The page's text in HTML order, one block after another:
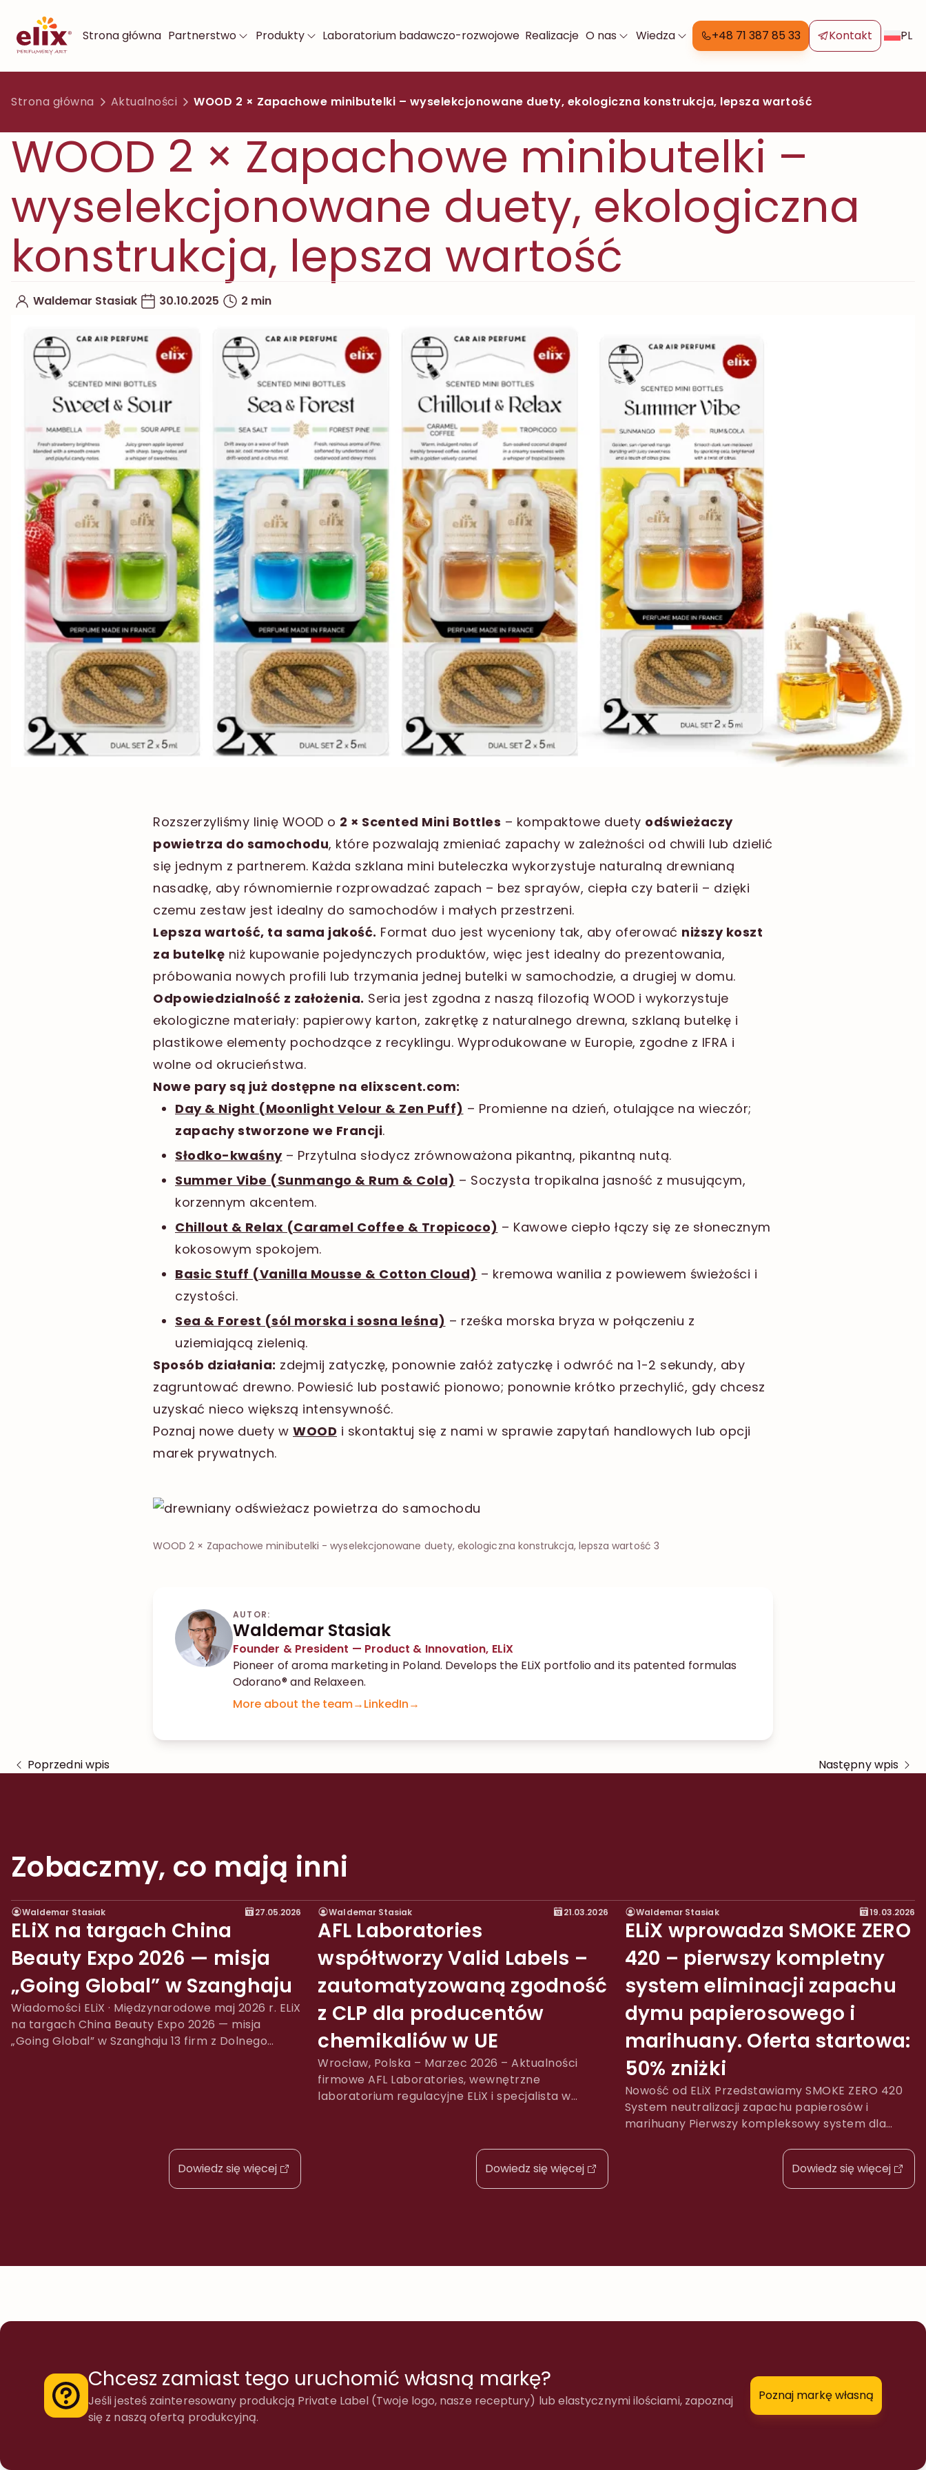
Strona główna Partnerstwo Produkty Laboratorium badawczo-rozwojowe Realizacje O nas Wiedza +48 71 387 85 33 Kontakt PL
Strona główna Aktualności WOOD 2 × Zapachowe minibutelki – wyselekcjonowane duety, ekologiczna konstrukcja, lepsza wartość
WOOD 2 × Zapachowe minibutelki –
wyselekcjonowane duety, ekologiczna
konstrukcja, lepsza wartość
Waldemar Stasiak 30.10.2025 2 min
Rozszerzyliśmy linię WOOD o 2 × Scented Mini Bottles – kompaktowe duety odświeżaczy
powietrza do samochodu, które pozwalają zmieniać zapachy w zależności od chwili lub dzielić
się jednym z partnerem. Każda szklana mini buteleczka wykorzystuje naturalną drewnianą
nasadkę, aby równomiernie rozprowadzać zapach – bez sprayów, ciepła czy baterii – dzięki
czemu zestaw jest idealny do samochodów i małych przestrzeni.
Lepsza wartość, ta sama jakość. Format duo jest wyceniony tak, aby oferować niższy koszt
za butelkę niż kupowanie pojedynczych produktów, więc jest idealny do prezentowania,
próbowania nowych profili lub trzymania jednej butelki w samochodzie, a drugiej w domu.
Odpowiedzialność z założenia. Seria jest zgodna z naszą filozofią WOOD i wykorzystuje
ekologiczne materiały: papierowy karton, zakrętkę z naturalnego drewna, szklaną butelkę i
plastikowe elementy pochodzące z recyklingu. Wyprodukowane w Europie, zgodne z IFRA i
wolne od okrucieństwa.
Nowe pary są już dostępne na elixscent.com:
Day & Night (Moonlight Velour & Zen Puff) – Promienne na dzień, otulające na wieczór;
zapachy stworzone we Francji.
Słodko-kwaśny– Przytulna słodycz zrównoważona pikantną, pikantną nutą.
Summer Vibe (Sunmango & Rum & Cola) – Soczysta tropikalna jasność z musującym,
korzennym akcentem.
Chillout & Relax (Caramel Coffee & Tropicoco) – Kawowe ciepło łączy się ze słonecznym
kokosowym spokojem.
Basic Stuff (Vanilla Mousse & Cotton Cloud) – kremowa wanilia z powiewem świeżości i
czystości.
Sea & Forest (sól morska i sosna leśna) – rześka morska bryza w połączeniu z
uziemiającą zielenią.
Sposób działania: zdejmij zatyczkę, ponownie załóż zatyczkę i odwróć na 1-2 sekundy, aby
zagruntować drewno. Powiesić lub postawić pionowo; ponownie krótko przechylić, gdy chcesz
uzyskać nieco większą intensywność.
Poznaj nowe duety w WOOD i skontaktuj się z nami w sprawie zapytań handlowych lub opcji
marek prywatnych.
WOOD 2 × Zapachowe minibutelki - wyselekcjonowane duety, ekologiczna konstrukcja, lepsza wartość 3
AUTOR:
Waldemar Stasiak
Founder & President — Product & Innovation, ELiX
Pioneer of aroma marketing in Poland. Develops the ELiX portfolio and its patented formulas
Odorano® and Relaxeen.
More about the team→LinkedIn→
Poprzedni wpis Następny wpis
Zobaczmy, co mają inni
WYSTAWY
Waldemar Stasiak 27.05.2026
ELiX na targach China
Beauty Expo 2026 — misja
„Going Global” w Szanghaju
Wiadomości ELiX · Międzynarodowe maj 2026 r. ELiX
na targach China Beauty Expo 2026 — misja
„Going Global” w Szanghaju 13 firm z Dolnego
Dowiedz się więcej
Waldemar Stasiak 21.03.2026
AFL Laboratories
współtworzy Valid Labels –
zautomatyzowaną zgodność
z CLP dla producentów
chemikaliów w UE
Wrocław, Polska – Marzec 2026 – Aktualności
firmowe AFL Laboratories, wewnętrzne
laboratorium regulacyjne ELiX i specjalista w
Valid Labels – zautomatyzowaną platformę SaaS,
która umożliwia producentom i dystrybutorom
produktów chemicznych tłumaczenie, walidację i
Dowiedz się więcej
Waldemar Stasiak 19.03.2026
ELiX wprowadza SMOKE ZERO
420 – pierwszy kompletny
system eliminacji zapachu
dymu papierosowego i
marihuany. Oferta startowa:
50% zniżki
Nowość od ELiX Przedstawiamy SMOKE ZERO 420
System neutralizacji zapachu papierosów i
marihuany Pierwszy kompleksowy system dla
zapachy dymu tytoniowego i konopnego — a nie
tylko je maskuje. To naprawdę pierwszy
kompleksowy system eliminacji zapachów dymu
Dowiedz się więcej
Chcesz zamiast tego uruchomić własną markę?
Jeśli jesteś zainteresowany produkcją Private Label (Twoje logo, nasze receptury) lub elastycznymi ilościami, zapoznaj
się z naszą ofertą produkcyjną.
Poznaj markę własną